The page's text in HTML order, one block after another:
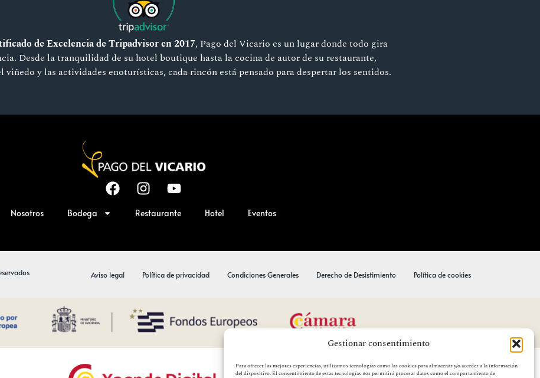
Gestionar consentimiento
Para ofrecer las mejores experiencias, utilizamos tecnologías como las cookies para almacenar y/o acceder a la información
del dispositivo. El consentimiento de estas tecnologías nos permitirá procesar datos como el comportamiento de
de Excelencia de Tripadvisor en 2017, Pago del Vicario es un lugar donde todo gira
Desde la tranquilidad de su hotel boutique hasta la cocina de autor de su restaurante,
viñedo y las actividades enoturísticas, cada rincón está pensado para despertar los sentidos.
Nosotros Bodega Restaurante Hotel Eventos
Aviso legal Política de privacidad Condiciones Generales Derecho de Desistimiento Política de cookies